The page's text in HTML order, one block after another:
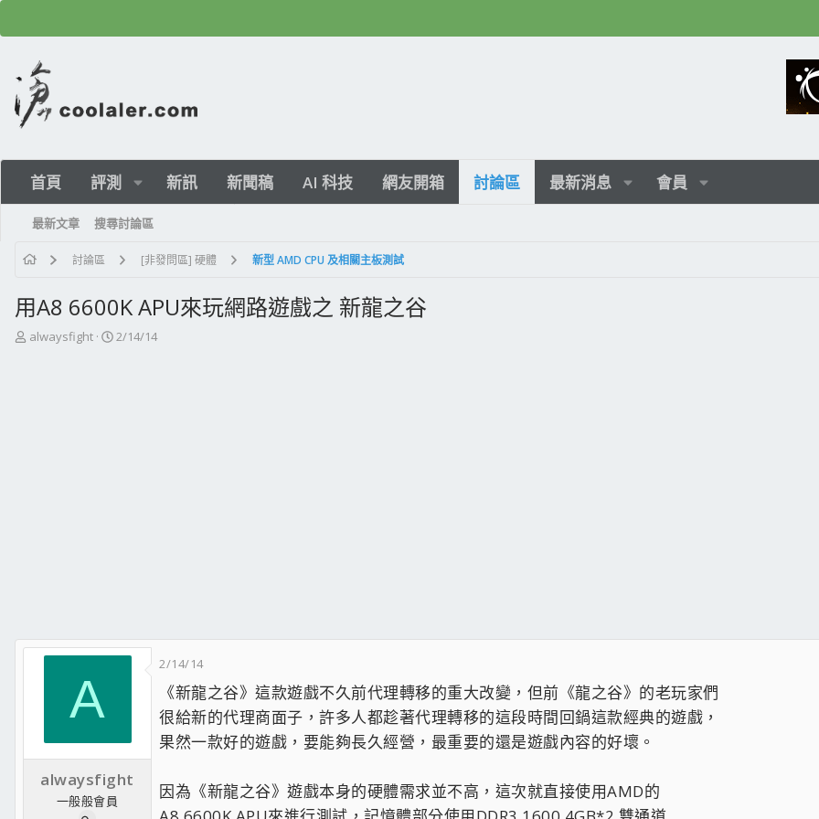
首頁 評測 新訊 新聞稿 AI 科技 網友開箱 討論區 最新消息 會員
最新文章 搜尋討論區
討論區 [非發問區] 硬體 新型 AMD CPU 及相關主板測試
用A8 6600K APU來玩網路遊戲之 新龍之谷
主
alwaysfight
開
2/14/14
A
alwaysfight
一般般會員
2/14/14
《新龍之谷》這款遊戲不久前代理轉移的重大改變，但前《龍之谷》的老玩家們
很給新的代理商面子，許多人都趁著代理轉移的這段時間回鍋這款經典的遊戲，
果然一款好的遊戲，要能夠長久經營，最重要的還是遊戲內容的好壞。
因為《新龍之谷》遊戲本身的硬體需求並不高，這次就直接使用AMD的